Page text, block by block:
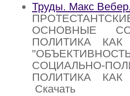
Труды. Макс
ОСНОВНЫЕ
ПОЛИТИКА
СОЦИАЛЬНО-
ПОЛИТИКА
Скачать